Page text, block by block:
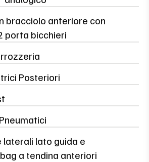
bracciolo anteriore con
porta bicchieri
Posteriori
lato guida e
a tendina anteriori